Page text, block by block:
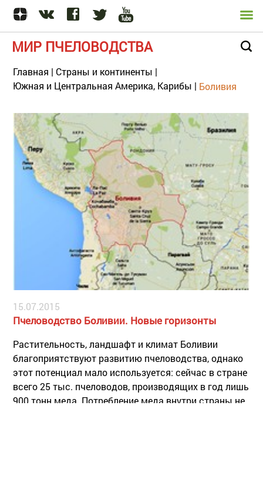
МИР ПЧЕЛОВОДСТВА
Главная | Страны и континенты |
Южная и Центральная Америка, Карибы | Боливия
15.07.2015
Пчеловодство Боливии. Новые горизонты
Растительность, ландшафт и климат Боливии
благоприятствуют развитию пчеловодства, однако
этот потенциал мало используется: сейчас в стране
всего 25 тыс. пчеловодов, производящих в год лишь
900 тонн меда. Потребление меда внутри страны не